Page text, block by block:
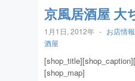
京風居酒屋 大
1月1日, 2012年 - お店情報
酒屋
[shop_map]